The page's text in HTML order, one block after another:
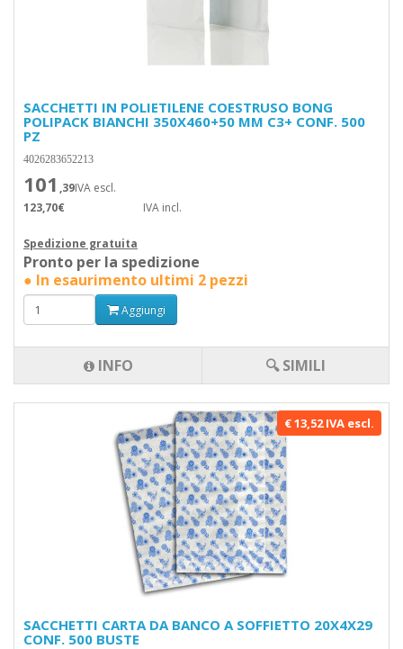
€ 13,52 IVA escl.
SACCHETTI CARTA DA BANCO A SOFFIETTO 20X4X29
CONF. 500 BUSTE
SACCHETTI IN POLIETILENE COESTRUSO BONG
POLIPACK BIANCHI 350X460+50 MM C3+ CONF. 500
PZ
4026283652213
101 ,39IVA escl.
123,70€
Spedizione gratuita
IVA incl.
Pronto per la spedizione
● In esaurimento ultimi 2 pezzi
Aggiungi
INFO 🔍 SIMILI